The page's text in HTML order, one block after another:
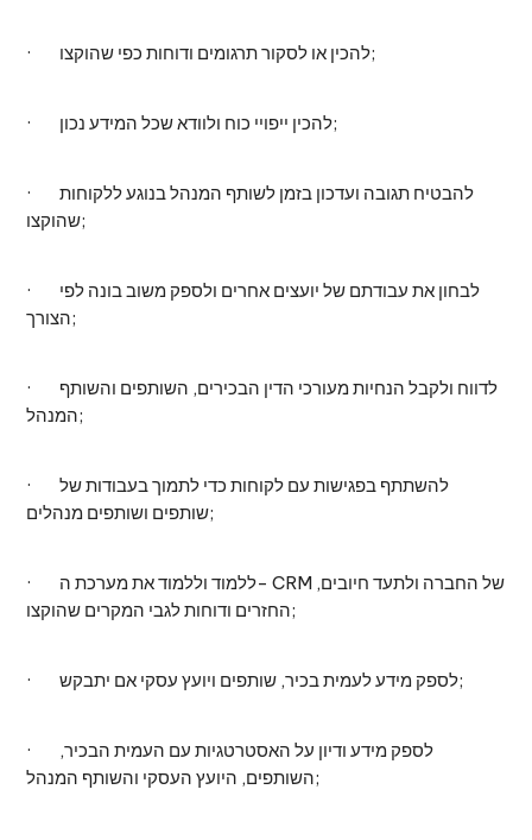
· להכין או לסקור תרגומים ודוחות כפי שהוקצו;
· להכין ייפויי כוח ולוודא שכל המידע נכון;
· להבטיח תגובה ועדכון בזמן לשותף המנהל בנוגע ללקוחות
שהוקצו;
· לבחון את עבודתם של יועצים אחרים ולספק משוב בונה לפי
הצורך;
· לדווח ולקבל הנחיות מעורכי הדין הבכירים, השותפים והשותף
המנהל;
· להשתתף בפגישות עם לקוחות כדי לתמוך בעבודות של
שותפים ושותפים מנהלים;
· ללמוד וללמוד את מערכת ה- CRM של החברה ולתעד חיובים,
החזרים ודוחות לגבי המקרים שהוקצו;
· לספק מידע לעמית בכיר, שותפים ויועץ עסקי אם יתבקש;
· לספק מידע ודיון על האסטרטגיות עם העמית הבכיר,
השותפים, היועץ העסקי והשותף המנהל;